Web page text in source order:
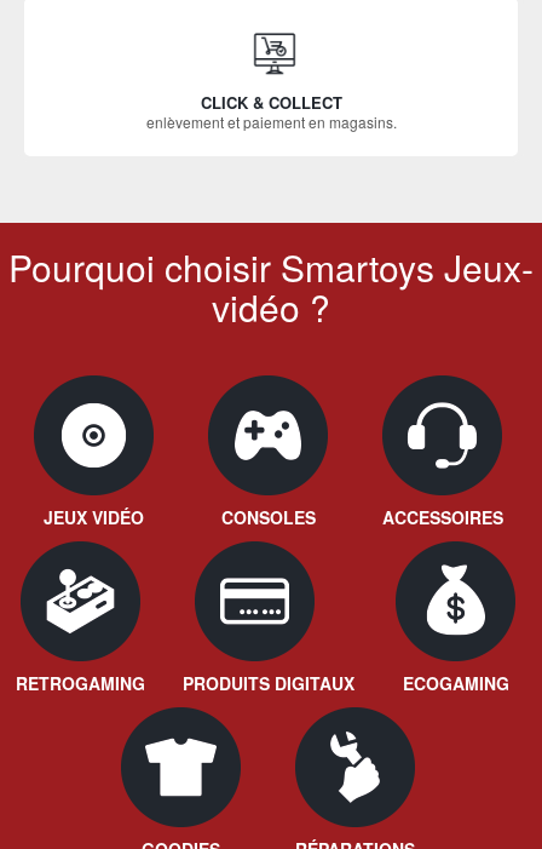
CLICK & COLLECT
enlèvement et paiement en magasins.
Pourquoi choisir Smartoys Jeux-
vidéo ?
JEUX VIDÉO CONSOLES ACCESSOIRES
RETROGAMING PRODUITS DIGITAUX ECOGAMING